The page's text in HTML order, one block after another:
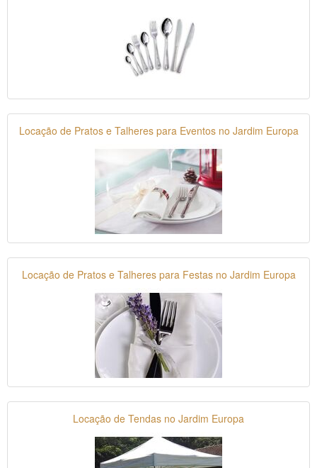
Locação de Pratos e Talheres para Eventos no Jardim Europa
Locação de Pratos e Talheres para Festas no Jardim Europa
Locação de Tendas no Jardim Europa